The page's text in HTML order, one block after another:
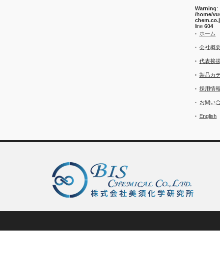
Warning:
/home/
line 604
ホーム
会社概
代表挨
製品カ
採用情報
お問い
English